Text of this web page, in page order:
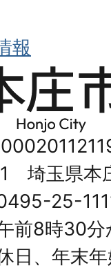
報
埼玉県本
25-
前8時30
日、年末年